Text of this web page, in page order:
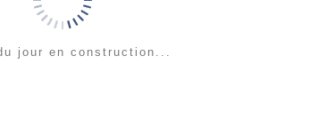
jour en construction...